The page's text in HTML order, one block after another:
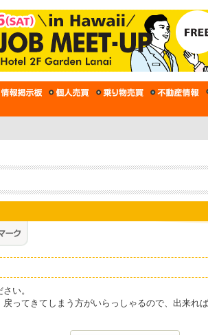
い。
ってきてしまう方がいらっしゃるので、出来れ